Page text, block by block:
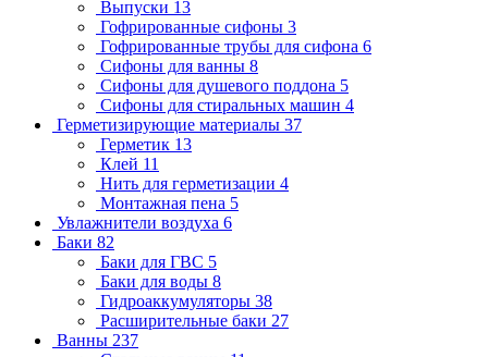
Выпуски 13
Гофрированные сифоны 3
Гофрированные трубы для сифона 6
Сифоны для ванны 8
Сифоны для душевого поддона 5
Сифоны для стиральных машин 4
Герметизирующие материалы 37
Герметик 13
Клей 11
Нить для герметизации 4
Монтажная пена 5
Увлажнители воздуха 6
Баки 82
Баки для ГВС 5
Баки для воды 8
Гидроаккумуляторы 38
Расширительные баки 27
Ванны 237